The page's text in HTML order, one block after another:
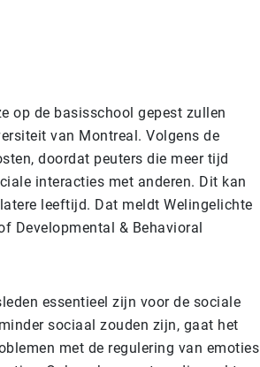
op de basisschool gepest zullen
van Montreal. Volgens de
doordat peuters die meer tijd
interacties met anderen. Dit kan
leeftijd. Dat meldt Welingelichte
Developmental & Behavioral
essentieel zijn voor de sociale
sociaal zouden zijn, gaat het
met de regulering van emoties